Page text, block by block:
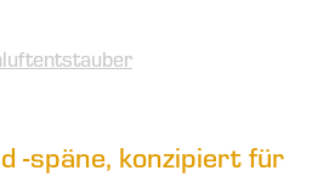
-späne, konzipiert für